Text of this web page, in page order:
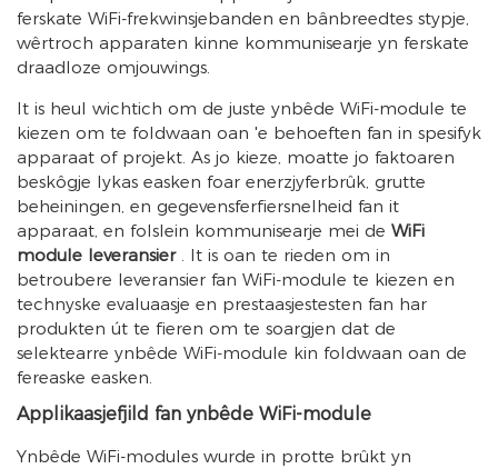
ferskate WiFi-frekwinsjebanden en bânbreedtes stypje,
wêrtroch apparaten kinne kommunisearje yn ferskate
draadloze omjouwings.
It is heul wichtich om de juste ynbêde WiFi-module te
kiezen om te foldwaan oan 'e behoeften fan in spesifyk
apparaat of projekt. As jo ​​​​kieze, moatte jo faktoaren
beskôgje lykas easken foar enerzjyferbrûk, grutte
beheiningen, en gegevensferfiersnelheid fan it
apparaat, en folslein kommunisearje mei de WiFi
module leveransier . It is oan te rieden om in
betroubere leveransier fan WiFi-module te kiezen en
technyske evaluaasje en prestaasjestesten fan har
produkten út te fieren om te soargjen dat de
selektearre ynbêde WiFi-module kin foldwaan oan de
fereaske easken.
Applikaasjefjild fan ynbêde WiFi-module
Ynbêde WiFi-modules wurde in protte brûkt yn